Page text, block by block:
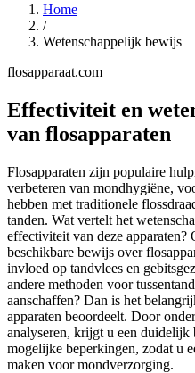
Home
/
Wetenschappelijk bewijs
flosapparaat.com
Effectiviteit en
van flosapparaten
Flosapparaten zijn populaire
verbeteren van mondhygiëne,
hebben met traditionele
tanden. Wat vertelt het
effectiviteit van deze
beschikbare bewijs over
invloed op tandvlees en
andere methoden voor
aanschaffen? Dan is het
apparaten beoordeelt. Door
analyseren, krijgt u een duidelijk
mogelijke beperkingen, zodat u
maken voor mondverzorging.